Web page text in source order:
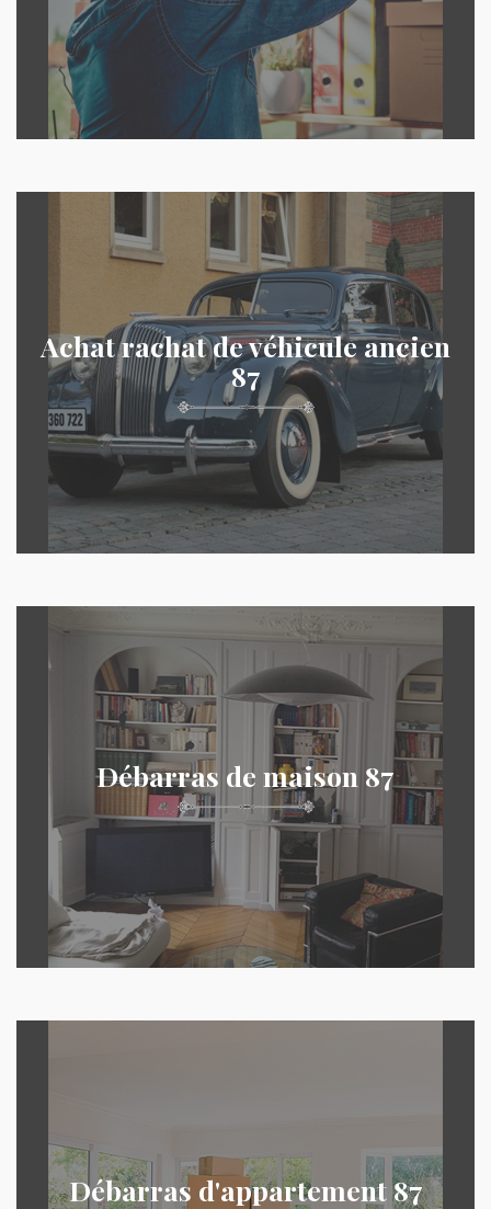
Achat rachat de véhicule ancien
87
Débarras de maison 87
Débarras d'appartement 87